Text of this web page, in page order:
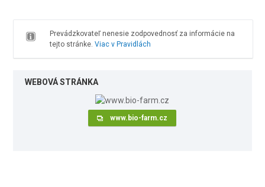
Prevádzkovateľ nenesie zodpovednosť za informácie na
tejto stránke. Viac v Pravidlách
WEBOVÁ STRÁNKA
www.bio-farm.cz